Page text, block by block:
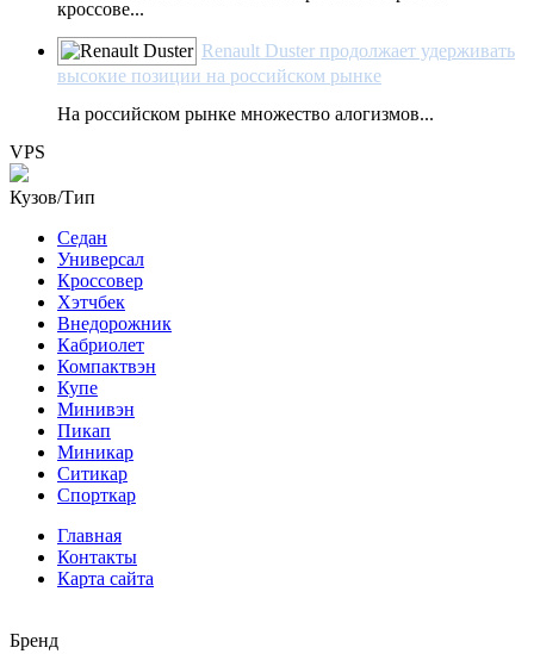
кроссове...
Renault Duster продолжает удерживать
высокие позиции на российском рынке
На российском рынке множество алогизмов...
VPS
Кузов/Тип
Седан
Универсал
Кроссовер
Хэтчбек
Внедорожник
Кабриолет
Компактвэн
Купе
Минивэн
Пикап
Миникар
Ситикар
Спорткар
Главная
Контакты
Карта сайта
Бренд